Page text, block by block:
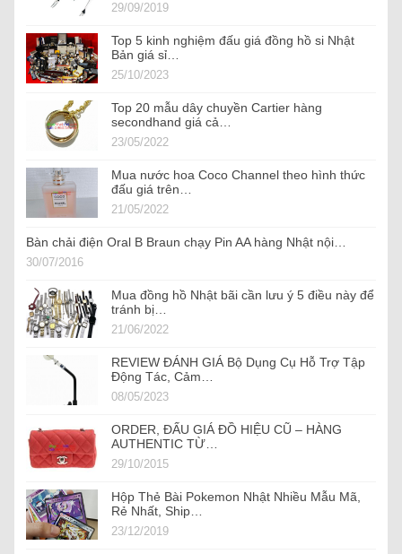
29/09/2019
Top 5 kinh nghiệm đấu giá đồng hồ si Nhật
Bản giá sỉ…
25/10/2023
Top 20 mẫu dây chuyền Cartier hàng
secondhand giá cả…
23/05/2022
Mua nước hoa Coco Channel theo hình thức
đấu giá trên…
21/05/2022
Bàn chải điện Oral B Braun chạy Pin AA hàng Nhật nội…
30/07/2016
Mua đồng hồ Nhật bãi cần lưu ý 5 điều này để
tránh bị…
21/06/2022
REVIEW ĐÁNH GIÁ Bộ Dụng Cụ Hỗ Trợ Tập
Động Tác, Cảm…
08/05/2023
ORDER, ĐẤU GIÁ ĐỒ HIỆU CŨ – HÀNG
AUTHENTIC TỪ…
29/10/2015
Hộp Thẻ Bài Pokemon Nhật Nhiều Mẫu Mã,
Rẻ Nhất, Ship…
23/12/2019